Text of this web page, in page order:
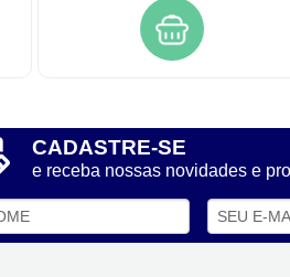
CADASTRE-SE
e receba nossas novidades e